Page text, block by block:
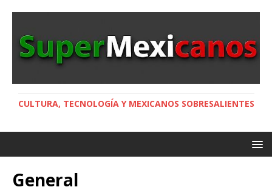
CULTURA, TECNOLOGÍA Y MEXICANOS SOBRESALIENTES
General